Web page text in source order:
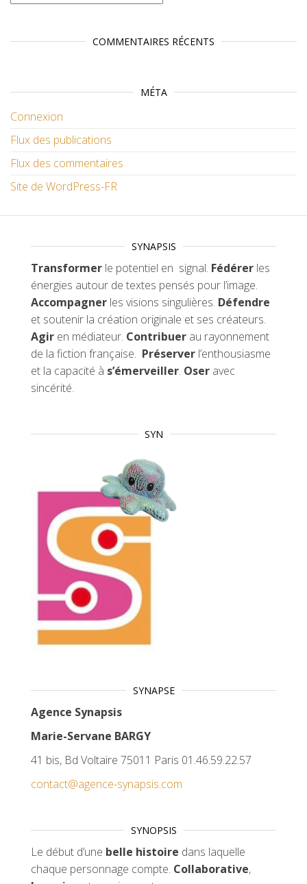
COMMENTAIRES RÉCENTS
MÉTA
Connexion
Flux des publications
Flux des commentaires
Site de WordPress-FR
SYNAPSIS
Transformer le potentiel en signal. Fédérer les
énergies autour de textes pensés pour l’image.
Accompagner les visions singulières. Défendre
et soutenir la création originale et ses créateurs.
Agir en médiateur. Contribuer au rayonnement
de la fiction française. Préserver l’enthousiasme
et la capacité à s’émerveiller. Oser avec
sincérité.
SYN
SYNAPSE
Agence Synapsis
Marie-Servane BARGY
41 bis, Bd Voltaire 75011 Paris 01.46.59.22.57
contact@agence-synapsis.com
SYNOPSIS
Le début d’une belle histoire dans laquelle
chaque personnage compte. Collaborative,